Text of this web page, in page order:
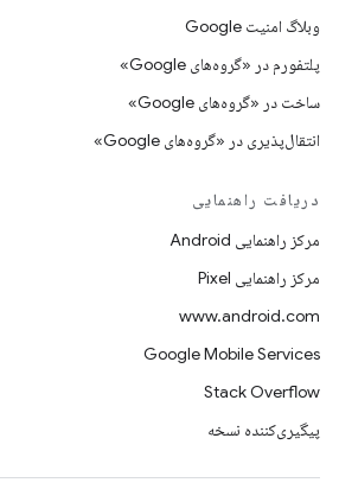
وبلاگ امنیت Google
پلتفورم در «گروه‌های Google»
ساخت در «گروه‌های Google»
انتقال‌پذیری در «گروه‌های Google»
دریافت راهنمایی
مرکز راهنمایی Android
مرکز راهنمایی Pixel
www.android.com
Google Mobile Services
Stack Overflow
پیگیری‌کننده نسخه